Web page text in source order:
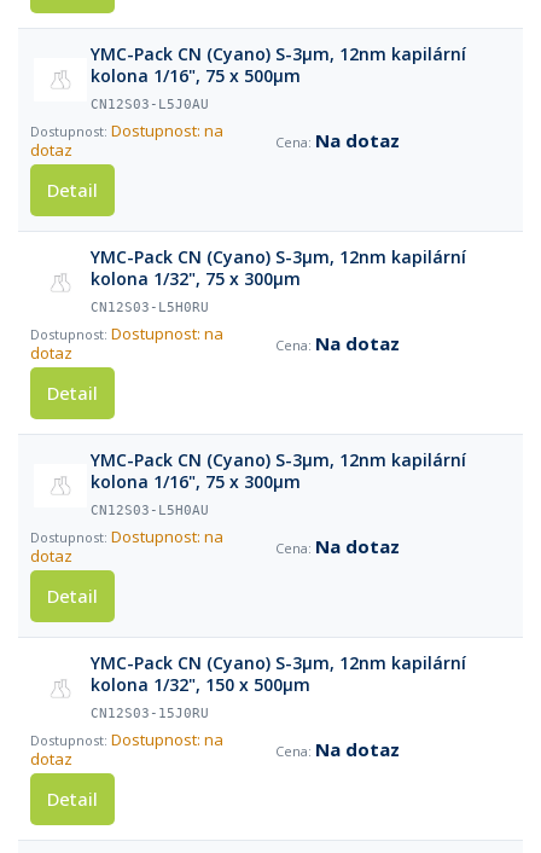
YMC-Pack CN (Cyano) S-3µm, 12nm kapilární
kolona 1/16", 75 x 500µm
CN12S03-L5J0AU
Dostupnost: na
dotaz
Na dotaz
Detail
YMC-Pack CN (Cyano) S-3µm, 12nm kapilární
kolona 1/32", 75 x 300µm
CN12S03-L5H0RU
Dostupnost: na
dotaz
Na dotaz
Detail
YMC-Pack CN (Cyano) S-3µm, 12nm kapilární
kolona 1/16", 75 x 300µm
CN12S03-L5H0AU
Dostupnost: na
dotaz
Na dotaz
Detail
YMC-Pack CN (Cyano) S-3µm, 12nm kapilární
kolona 1/32", 150 x 500µm
CN12S03-15J0RU
Dostupnost: na
dotaz
Na dotaz
Detail